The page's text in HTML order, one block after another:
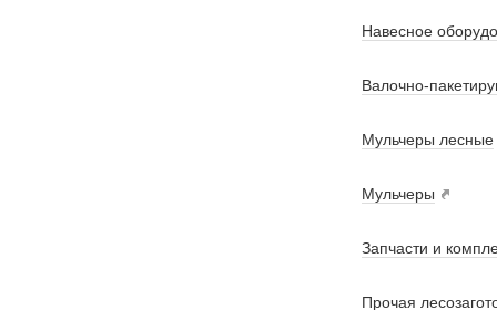
Навесное
Валочно-
Мульчеры лесные
Мульчеры
Запчасти и
Прочая